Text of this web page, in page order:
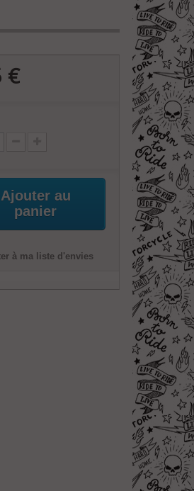
€
Ajouter au
panier
à ma liste d'envies